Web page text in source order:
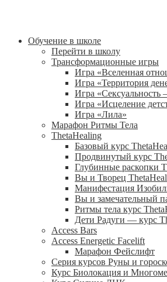
Обучение в школе
Перейти в школу
Трансформационные игры
Игра «Вселенная
Игра «Территория
Игра «Сексуальность
Игра «Исцеление
Игра «Лила»
Марафон Ритмы Тела
ThetaHealing
Базовый курс
Продвинутый курс
Глубинные раскопки
Вы и Творец
Манифестация
Вы и замечательный
Ритмы тела курс
Дети Радуги — курс
Access Bars
Access Energetic Facelift
Марафон Фейслифт
Серия курсов Руны и
Курс Биолокация и